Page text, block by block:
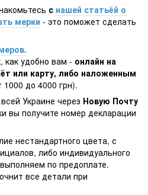
с нашей статьёй о
мерки - это поможет сделать
как удобно вам - онлайн на
или карту, либо наложенным
1000 до 4000 грн).
Украине через Новую Почту
вы получите номер декларации
нестандартного цвета, с
либо индивидуального
по предоплате.
все детали при